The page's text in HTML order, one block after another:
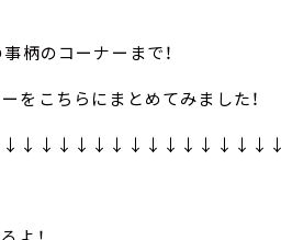
柄のコーナーまで！
をこちらにまとめてみました！